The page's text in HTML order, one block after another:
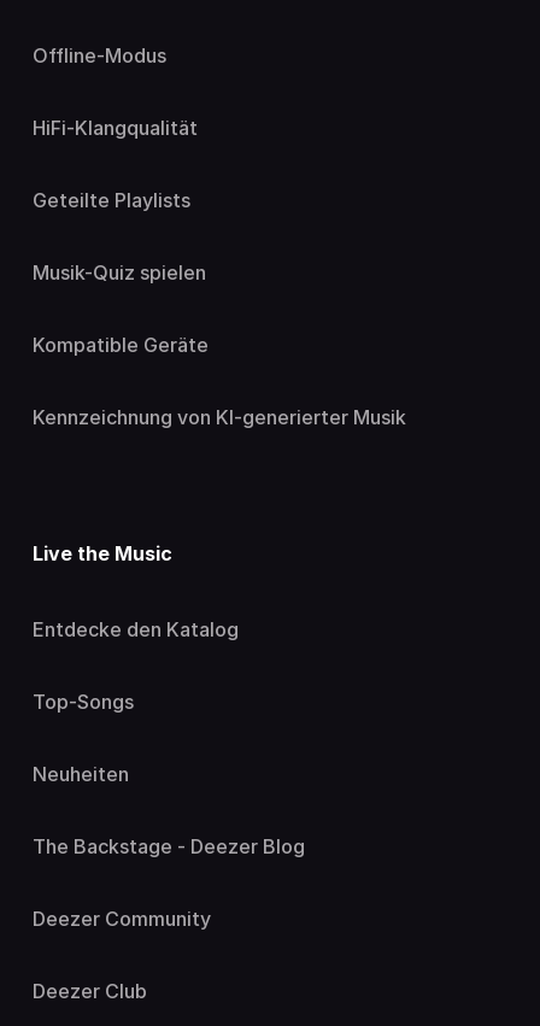
Offline-Modus
HiFi-Klangqualität
Geteilte Playlists
Musik-Quiz spielen
Kompatible Geräte
Kennzeichnung von KI-generierter Musik
Live the Music
Entdecke den Katalog
Top-Songs
Neuheiten
The Backstage - Deezer Blog
Deezer Community
Deezer Club